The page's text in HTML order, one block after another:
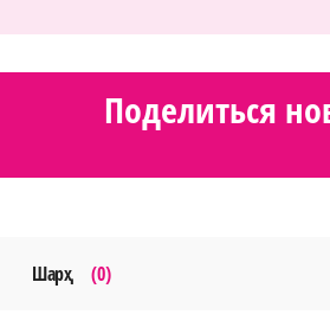
Поделиться
Шарҳ (0)